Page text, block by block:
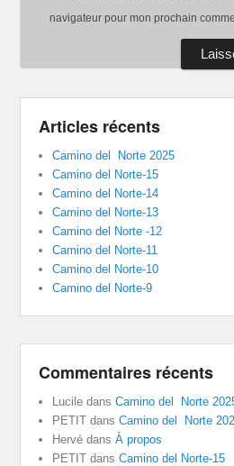
navigateur pour mon prochain
Articles récents
Camino del Norte 2025
Camino del Norte-15
Camino del Norte-14
Camino del Norte-13
Camino del Norte -12
Camino del Norte-11
Camino del Norte-10
Camino del Norte-9
Commentaires récents
Lucile dansCamino del Norte
PETIT dansCamino del Norte
Hervé dansÀ propos
PETIT dansCamino del Norte-15